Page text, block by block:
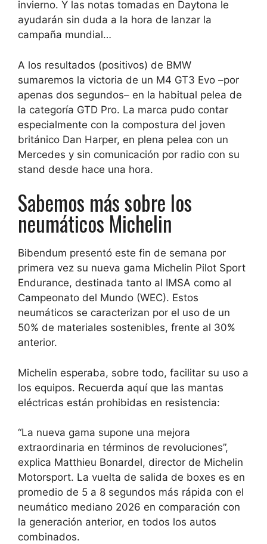
invierno. Y las notas tomadas en Daytona le
ayudarán sin duda a la hora de lanzar la
campaña mundial…
A los resultados (positivos) de BMW
sumaremos la victoria de un M4 GT3 Evo –por
apenas dos segundos– en la habitual pelea de
la categoría GTD Pro. La marca pudo contar
especialmente con la compostura del joven
británico Dan Harper, en plena pelea con un
Mercedes y sin comunicación por radio con su
stand desde hace una hora.
Sabemos más sobre los
neumáticos Michelin
Bibendum presentó este fin de semana por
primera vez su nueva gama Michelin Pilot Sport
Endurance, destinada tanto al IMSA como al
Campeonato del Mundo (WEC). Estos
neumáticos se caracterizan por el uso de un
50% de materiales sostenibles, frente al 30%
anterior.
Michelin esperaba, sobre todo, facilitar su uso a
los equipos. Recuerda aquí que las mantas
eléctricas están prohibidas en resistencia:
“La nueva gama supone una mejora
extraordinaria en términos de revoluciones”,
explica Matthieu Bonardel, director de Michelin
Motorsport. La vuelta de salida de boxes es en
promedio de 5 a 8 segundos más rápida con el
neumático mediano 2026 en comparación con
la generación anterior, en todos los autos
combinados.